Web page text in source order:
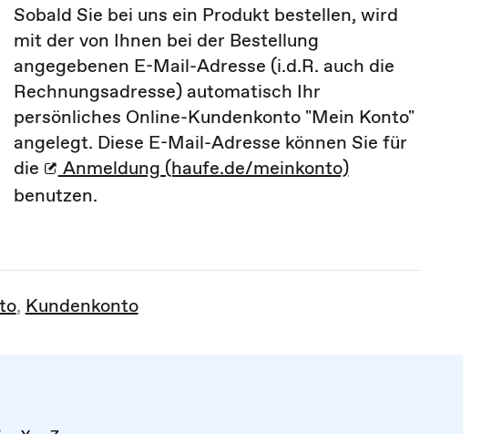
Sobald Sie bei uns ein Produkt bestellen, wird
mit der von Ihnen bei der Bestellung
angegebenen E-Mail-Adresse (i.d.R. auch die
Rechnungsadresse) automatisch Ihr
persönliches Online-Kundenkonto "Mein Konto"
angelegt. Diese E-Mail-Adresse können Sie für
die
Anmeldung (haufe.de/meinkonto)
benutzen.
, Kundenkonto